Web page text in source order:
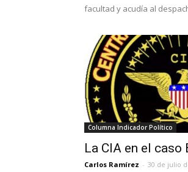
facultad y acudía al
Columna Indicador Político
La CIA en el caso
Carlos Ramírez - 30 de julio